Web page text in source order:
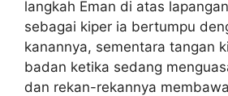
langkah Eman di atas
sebagai kiper ia bertumpu
kanannya, sementara tangan
badan ketika sedang
dan rekan-rekannya